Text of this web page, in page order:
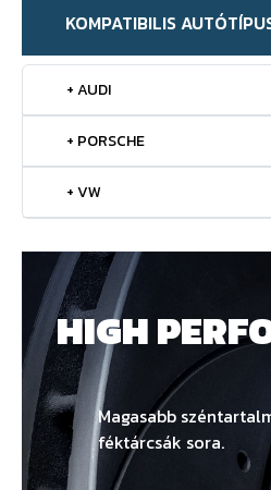
KOMPATIBILIS
+ AUDI
+ PORSCHE
+ VW
HIGH
Magasabb
féktárcsák sora.